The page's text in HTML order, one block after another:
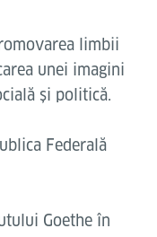
limbii
unei imagini
și politică.
Federală
Goethe în